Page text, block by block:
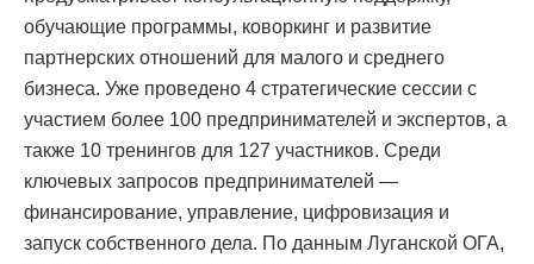
обучающие программы, коворкинг и развитие
партнерских отношений для малого и среднего
бизнеса. Уже проведено 4 стратегические сессии с
участием более 100 предпринимателей и экспертов, а
также 10 тренингов для 127 участников. Среди
ключевых запросов предпринимателей —
финансирование, управление, цифровизация и
запуск собственного дела. По данным Луганской ОГА,